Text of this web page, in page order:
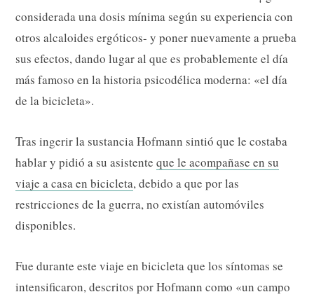
considerada una dosis mínima según su experiencia con
otros alcaloides ergóticos- y poner nuevamente a prueba
sus efectos, dando lugar al que es probablemente el día
más famoso en la historia psicodélica moderna: «el día
de la bicicleta».
Tras ingerir la sustancia Hofmann sintió que le costaba
hablar y pidió a su asistente que le acompañase en su
viaje a casa en bicicleta, debido a que por las
restricciones de la guerra, no existían automóviles
disponibles.
Fue durante este viaje en bicicleta que los síntomas se
intensificaron, descritos por Hofmann como «un campo